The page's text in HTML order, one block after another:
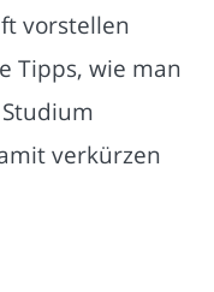
vorstellen
Tipps, wie man
verkürzen